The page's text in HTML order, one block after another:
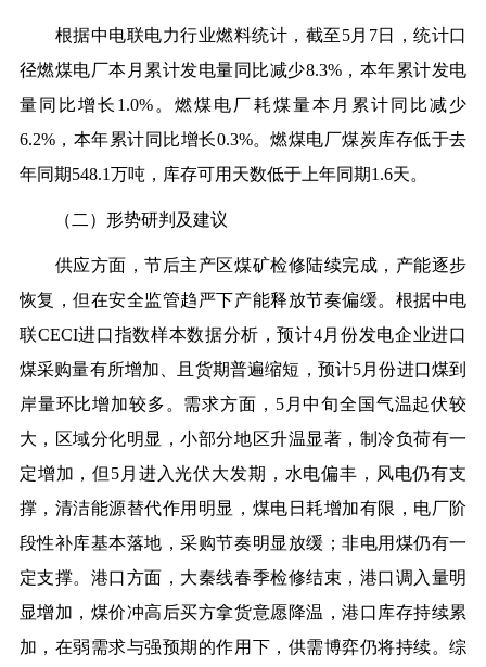
根据中电联电力行业燃料统计，截至5月7日，统计口
径燃煤电厂本月累计发电量同比减少8.3%，本年累计发电
量同比增长1.0%。燃煤电厂耗煤量本月累计同比减少
6.2%，本年累计同比增长0.3%。燃煤电厂煤炭库存低于去
年同期548.1万吨，库存可用天数低于上年同期1.6天。
（二）形势研判及建议
供应方面，节后主产区煤矿检修陆续完成，产能逐步
恢复，但在安全监管趋严下产能释放节奏偏缓。根据中电
联CECI进口指数样本数据分析，预计4月份发电企业进口
煤采购量有所增加、且货期普遍缩短，预计5月份进口煤到
岸量环比增加较多。需求方面，5月中旬全国气温起伏较
大，区域分化明显，小部分地区升温显著，制冷负荷有一
定增加，但5月进入光伏大发期，水电偏丰，风电仍有支
撑，清洁能源替代作用明显，煤电日耗增加有限，电厂阶
段性补库基本落地，采购节奏明显放缓；非电用煤仍有一
定支撑。港口方面，大秦线春季检修结束，港口调入量明
显增加，煤价冲高后买方拿货意愿降温，港口库存持续累
加，在弱需求与强预期的作用下，供需博弈仍将持续。综